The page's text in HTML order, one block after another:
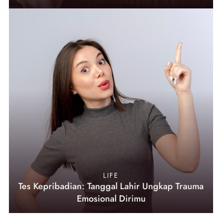
LIFE
Tes Kepribadian: Tanggal Lahir Ungkap Trauma
Emosional Dirimu